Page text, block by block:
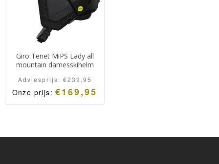
Giro Tenet MiPS Lady all
mountain damesskihelm
Adviesprijs: €239,95
Onze prijs:€169,95